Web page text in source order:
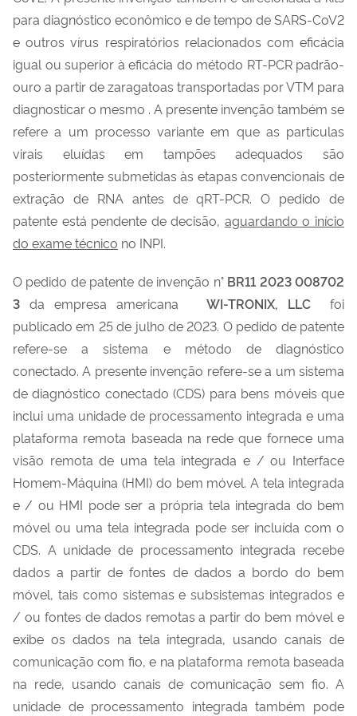
para diagnóstico econômico e de tempo de SARS-CoV2
e outros vírus respiratórios relacionados com eficácia
igual ou superior à eficácia do método RT-PCR padrão-
ouro a partir de zaragatoas transportadas por VTM para
diagnosticar o mesmo . A presente invenção também se
refere a um processo variante em que as partículas
virais eluídas em tampões adequados são
posteriormente submetidas às etapas convencionais de
extração de RNA antes de qRT-PCR. O pedido de
patente está pendente de decisão, aguardando o início
do exame técnico no INPI.
O pedido de patente de invenção n° BR11 2023 008702
3 da empresa americana WI-TRONIX, LLC foi
publicado em 25 de julho de 2023. O pedido de patente
refere-se a sistema e método de diagnóstico
conectado. A presente invenção refere-se a um sistema
de diagnóstico conectado (CDS) para bens móveis que
inclui uma unidade de processamento integrada e uma
plataforma remota baseada na rede que fornece uma
visão remota de uma tela integrada e / ou Interface
Homem-Máquina (HMI) do bem móvel. A tela integrada
e / ou HMI pode ser a própria tela integrada do bem
móvel ou uma tela integrada pode ser incluída com o
CDS. A unidade de processamento integrada recebe
dados a partir de fontes de dados a bordo do bem
móvel, tais como sistemas e subsistemas integrados e
/ ou fontes de dados remotas a partir do bem móvel e
exibe os dados na tela integrada, usando canais de
comunicação com fio, e na plataforma remota baseada
na rede, usando canais de comunicação sem fio. A
unidade de processamento integrada também pode